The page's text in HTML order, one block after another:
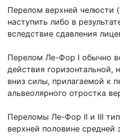
Перелом верхней челюсти
наступить либо в
вследствие сдавления
Перелом Ле-Фор I обычно
действия горизонтальной,
вниз силы, прилагаемой к
альвеолярного отростка
Переломы Ле-Фор II и III
верхней половине средней